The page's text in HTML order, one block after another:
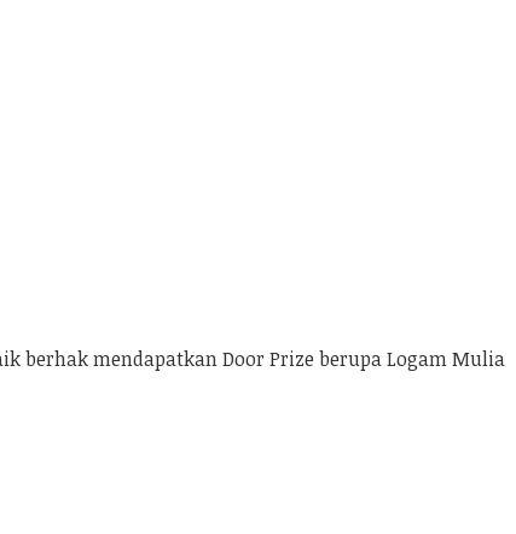
berhak mendapatkan Door Prize berupa Logam Mulia